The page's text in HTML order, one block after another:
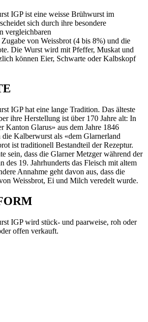
IGP ist eine weisse Brühwurst im
sich durch ihre besondere
vergleichbaren
von Weissbrot (4 bis 8%) und die
Die Wurst wird mit Pfeffer, Muskat und
können Eier, Schwarte oder Kalbskopf
IGP hat eine lange Tradition. Das älteste
ihre Herstellung ist über 170 Jahre alt: In
Kanton Glarus» aus dem Jahre 1846
Kalberwurst als «dem Glarnerland
ist traditionell Bestandteil der Rezeptur.
sein, dass die Glarner Metzger während der
des 19. Jahrhunderts das Fleisch mit altem
Annahme geht davon aus, dass die
Weissbrot, Ei und Milch veredelt wurde.
IGP wird stück- und paarweise, roh oder
offen verkauft.